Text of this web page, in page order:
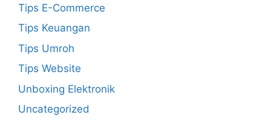
Tips E-Commerce
Tips Keuangan
Tips Umroh
Tips Website
Unboxing Elektronik
Uncategorized